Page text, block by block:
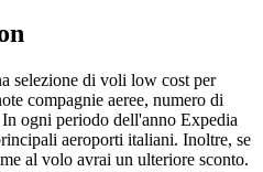
selezione di voli low cost per
compagnie aeree, numero di
ogni periodo dell'anno Expedia
aeroporti italiani. Inoltre, se
al volo avrai un ulteriore sconto.